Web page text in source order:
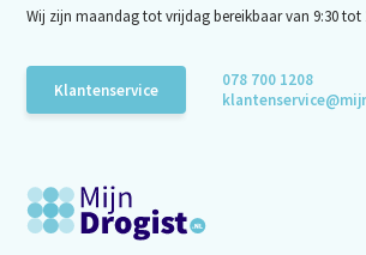
Wij zijn maandag tot vrijdag bereikbaar van 9:30 tot
Klantenservice
078 700 1208